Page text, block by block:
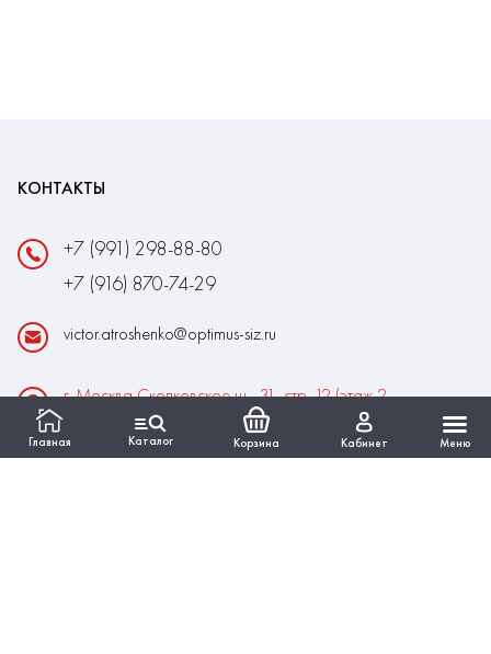
Главная Каталог Корзина Кабинет Меню
КОНТАКТЫ
+7 (991) 298-88-80
+7 (916) 870-74-29
victor.atroshenko@optimus-siz.ru
г. Москва Сколковское ш., 31, стр. 12 (этаж 2,
помещение 22)
Время работы: